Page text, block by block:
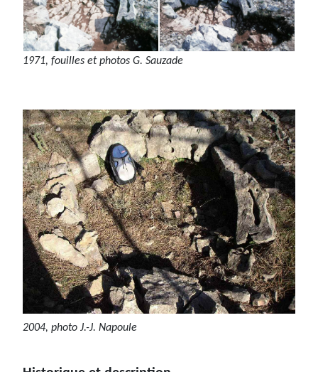
1971, fouilles et photos G. Sauzade
2004, photo J.-J. Napoule